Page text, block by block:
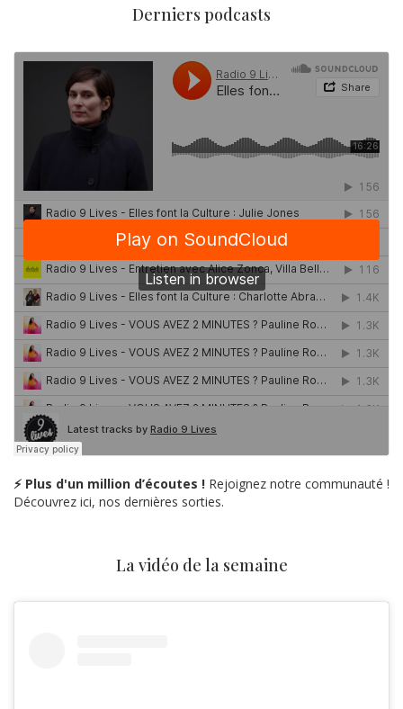
Derniers podcasts
⚡ Plus d'un million d’écoutes ! Rejoignez notre communauté !
Découvrez ici, nos dernières sorties.
La vidéo de la semaine